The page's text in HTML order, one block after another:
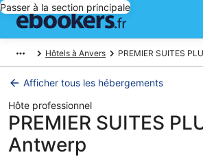
Passer à la section principale
Hôtels à Anvers PREMIER SUITES
Afficher tous les hébergements
Hôte professionnel
PREMIER SUITES
Antwerp